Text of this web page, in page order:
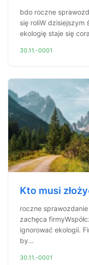
bdo roczne
się roliW dzisiejszym
ekologię staje się
30.11.-0001
Kto musi
roczne
zachęca
ignorować ekologii.
by...
30.11.-0001